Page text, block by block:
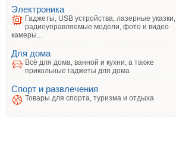
Электроника
Гаджеты, USB устройства, лазерные указки,
радиоуправляемые модели, фото и видео
камеры...
Для дома
Всё для дома, ванной и кухни, а также
прикольные гаджеты для дома
Спорт и развлечения
Товары для спорта, туризма и отдыха